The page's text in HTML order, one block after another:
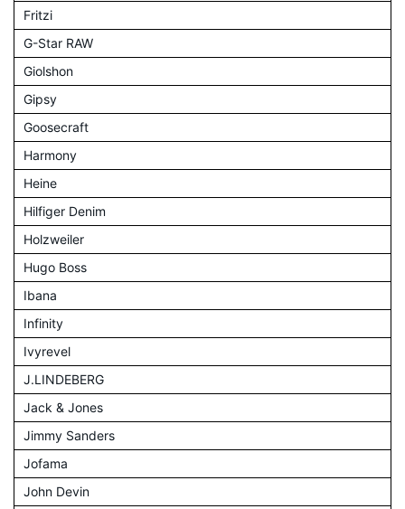
Fritzi
G-Star RAW
Giolshon
Gipsy
Goosecraft
Harmony
Heine
Hilfiger Denim
Holzweiler
Hugo Boss
Ibana
Infinity
Ivyrevel
J.LINDEBERG
Jack & Jones
Jimmy Sanders
Jofama
John Devin